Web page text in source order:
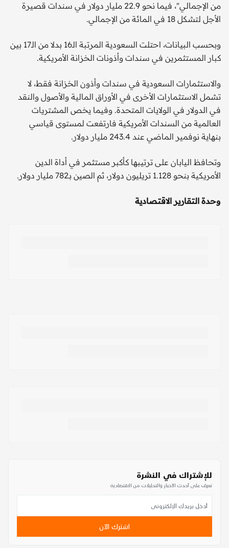
من الإجمالي"، فيما نحو 22.9 مليار دولار في سندات قصيرة
الأجل لتشكل 18 في المائة من الإجمالي.
وبحسب البيانات، احتلت السعودية المرتبة الـ16 بدلا من الـ17 بين
كبار المستثمرين في سندات وأذونات الخزانة الأمريكية.
والاستثمارات السعودية في سندات وأذون الخزانة فقط، لا
تشمل الاستثمارات الأخرى في الأوراق المالية والأصول والنقد
في الدولار في الولايات المتحدة. وفيما يخص المشتريات
العالمية من السندات الأمريكية فارتفعت لمستوى قياسي
بنهاية نوفمير الماضي عند 243.4 مليار دولار.
وتحافظ اليابان على ترتيبها كأكبر مستثمر في أداة الدين
الأمريكية بنحو 1.128 تريليون دولار، ثم الصين بـ782 مليار دولار.
وحدة التقارير الاقتصادية
للإشتراك في النشرة
تعرف على أحدث الأخبار والتحليلات من الاقتصادية
اشترك الآن